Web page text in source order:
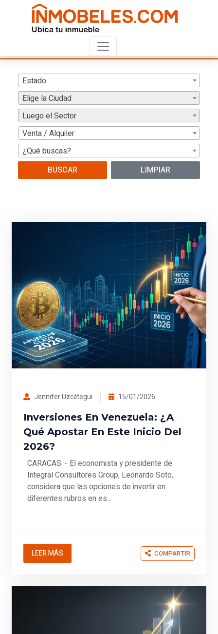
Estado
Elige la Ciudad
Luego el Sector
Venta / Alquiler
¿Qué buscas?
BUSCAR
LIMPIAR
Jennifer Uzcátegui 15/01/2026
Inversiones En Venezuela: ¿A
Qué Apostar En Este Inicio Del
2026?
CARACAS. - El economista y presidente de
Integral Consultores Group, Leonardo Soto,
considera que las opciones de invertir en
diferentes rubros en es...
LEER MÁS COMPARTIR